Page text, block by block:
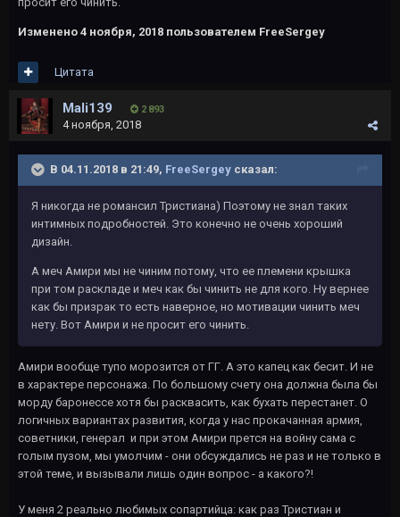
Изменено 4 ноября, 2018 пользователем FreeSergey
Цитата
Mali139 2 893
4 ноября, 2018
В 04.11.2018 в 21:49, FreeSergey сказал:
Я никогда не романсил Тристиана) Поэтому не знал таких
интимных подробностей. Это конечно не очень хороший
дизайн.
А меч Амири мы не чиним потому, что ее племени крышка
при том раскладе и меч как бы чинить не для кого. Ну вернее
как бы призрак то есть наверное, но мотивации чинить меч
нету. Вот Амири и не просит его чинить.
Амири вообще тупо морозится от ГГ. А это капец как бесит. И не
в характере персонажа. По большому счету она должна была бы
морду баронессе хотя бы расквасить, как бухать перестанет. О
логичных вариантах развития, когда у нас прокачанная армия,
советники, генерал и при этом Амири прется на войну сама с
голым пузом, мы умолчим - они обсуждались не раз и не только в
этой теме, и вызывали лишь один вопрос - а какого?!
У меня 2 реально любимых сопартийца: как раз Тристиан и